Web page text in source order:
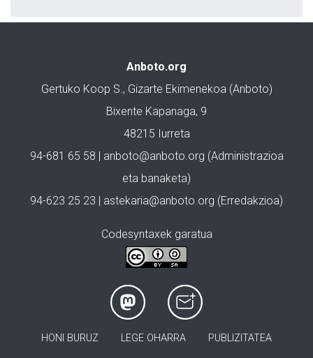
Anboto.org
Gertuko Koop S., Gizarte Ekimenekoa (Anboto)
Bixente Kapanaga, 9
48215 Iurreta
94-681 65 58 | anboto@anboto.org (Administrazioa
eta banaketa)
94-623 25 23 | astekaria@anboto.org (Erredakzioa)
Codesyntaxek garatua
HONI BURUZ LEGE OHARRA PUBLIZITATEA